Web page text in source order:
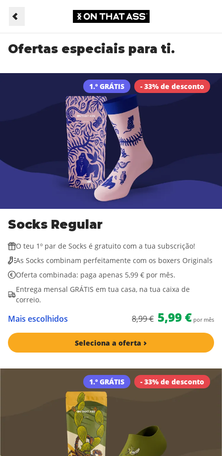
Ofertas especiais para ti.
1.º GRÁTIS - 33% de desconto
Socks Regular
O teu 1º par de Socks é gratuito com a tua subscrição!
As Socks combinam perfeitamente com os boxers Originals
Oferta combinada: paga apenas 5,99 € por mês.
Entrega mensal GRÁTIS em tua casa, na tua caixa de
correio.
Mais escolhidos 8,99 € 5,99 € por mês
Seleciona a oferta
1.º GRÁTIS - 33% de desconto